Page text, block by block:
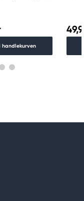
handlekurven